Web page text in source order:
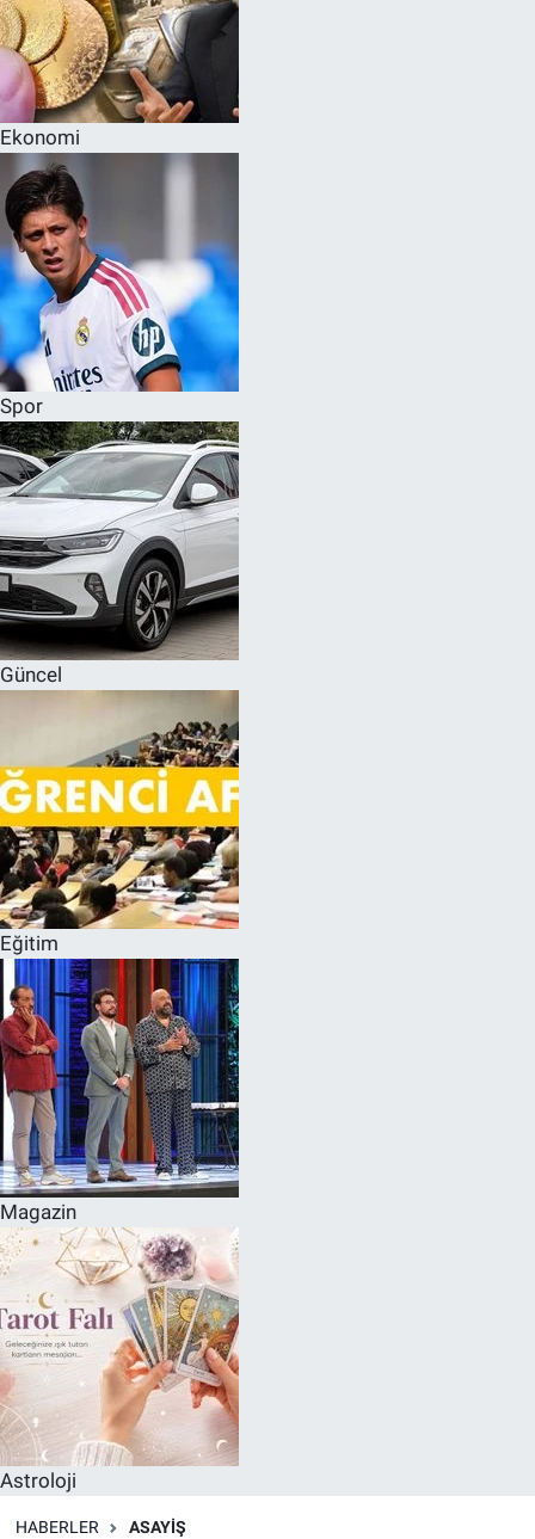
Ekonomi
Spor
Güncel
Eğitim
Magazin
Astroloji
HABERLER ASAYIŞ